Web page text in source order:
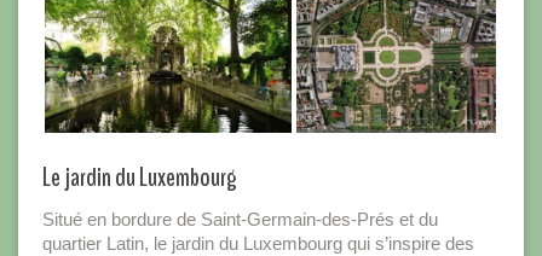
Le jardin du Luxembourg
Situé en bordure de Saint-Germain-des-Prés et du
quartier Latin, le jardin du Luxembourg qui s’inspire des